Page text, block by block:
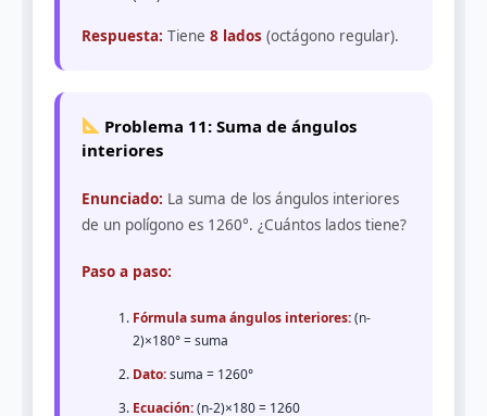
Respuesta: Tiene 8 lados (octágono regular).
Problema 11: Suma de ángulos
interiores
Enunciado: La suma de los ángulos interiores
de un polígono es 1260°. ¿Cuántos lados tiene?
Paso a paso:
Fórmula suma ángulos interiores:(n-
2)×180° = suma
Dato:suma = 1260°
Ecuación:(n-2)×180 = 1260